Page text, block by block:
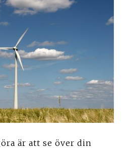
är att se över din